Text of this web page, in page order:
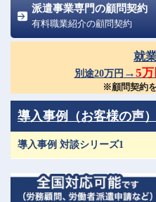
派遣事業専門の顧問契約
有料職業紹介の顧問契約
就
別途20万円 →5万
※顧問契約
導入事例（お客様の声）
導入事例 対談シリーズ1